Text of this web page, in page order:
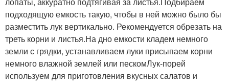
подходящую емкость такую, чтобы в ней можно было бы
разместить лук вертикально. Рекомендуется обрезать на
треть корни и листья.На дно емкости кладем немного
земли с грядки, устанавливаем луки присыпаем корни
немного влажной землей или пескомЛук-порей
используем для приготовления вкусных салатов и